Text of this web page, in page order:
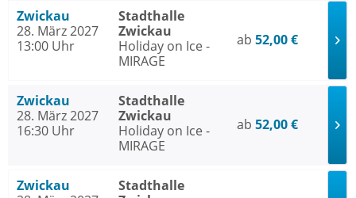
Zwickau
28. März 2027
13:00 Uhr
Stadthalle
Zwickau
Holiday on Ice -
MIRAGE
ab 52,00 €
Zwickau
28. März 2027
16:30 Uhr
Stadthalle
Zwickau
Holiday on Ice -
MIRAGE
ab 52,00 €
Zwickau
Stadthalle